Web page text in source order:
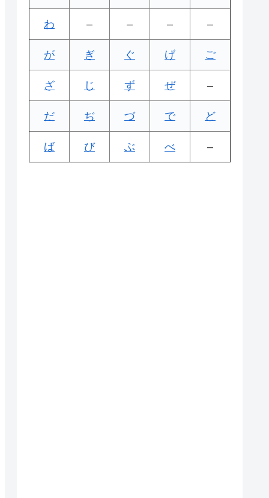
わ – – – –
が ぎ ぐ げ ご
ざ じ ず ぜ –
だ ぢ づ で ど
ば び ぶ べ –